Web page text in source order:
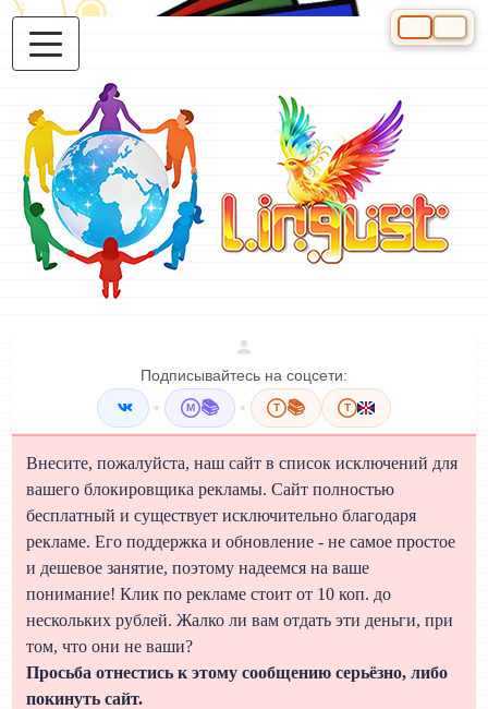
Подписывайтесь на соцсети:
• M 📚 • T 📚 T
Внесите, пожалуйста, наш сайт в список исключений для
вашего блокировщика рекламы. Сайт полностью
бесплатный и существует исключительно благодаря
рекламе. Его поддержка и обновление - не самое простое
и дешевое занятие, поэтому надеемся на ваше
понимание! Клик по рекламе стоит от 10 коп. до
нескольких рублей. Жалко ли вам отдать эти деньги, при
том, что они не ваши?
Просьба отнестись к этому сообщению серьёзно, либо
покинуть сайт.